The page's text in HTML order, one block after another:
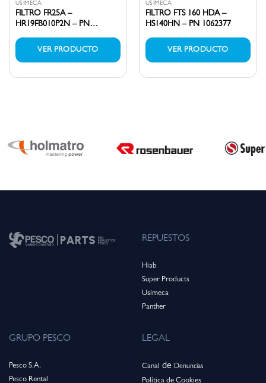
USIMECA
FILTRO FR25A –
HR19FB010P2N – PN
VER PRODUCTO
USIMECA
FILTRO FTS 160 HDA –
HS140HN – PN 1062377
VER PRODUCTO
REPUESTOS
Hiab
Super Products
Usimeca
Panther
GRUPO PESCO
Pesco S.A.
Pesco Rental
LEGAL
Canal de Denuncias
Política de Cookies